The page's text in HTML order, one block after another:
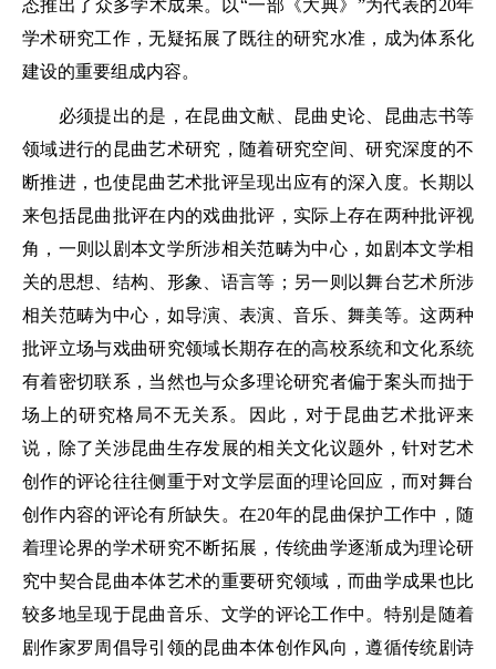
态推出了众多学术成果。以“一部《大典》”为代表的20年
学术研究工作，无疑拓展了既往的研究水准，成为体系化
建设的重要组成内容。
必须提出的是，在昆曲文献、昆曲史论、昆曲志书等
领域进行的昆曲艺术研究，随着研究空间、研究深度的不
断推进，也使昆曲艺术批评呈现出应有的深入度。长期以
来包括昆曲批评在内的戏曲批评，实际上存在两种批评视
角，一则以剧本文学所涉相关范畴为中心，如剧本文学相
关的思想、结构、形象、语言等；另一则以舞台艺术所涉
相关范畴为中心，如导演、表演、音乐、舞美等。这两种
批评立场与戏曲研究领域长期存在的高校系统和文化系统
有着密切联系，当然也与众多理论研究者偏于案头而拙于
场上的研究格局不无关系。因此，对于昆曲艺术批评来
说，除了关涉昆曲生存发展的相关文化议题外，针对艺术
创作的评论往往侧重于对文学层面的理论回应，而对舞台
创作内容的评论有所缺失。在20年的昆曲保护工作中，随
着理论界的学术研究不断拓展，传统曲学逐渐成为理论研
究中契合昆曲本体艺术的重要研究领域，而曲学成果也比
较多地呈现于昆曲音乐、文学的评论工作中。特别是随着
剧作家罗周倡导引领的昆曲本体创作风向，遵循传统剧诗